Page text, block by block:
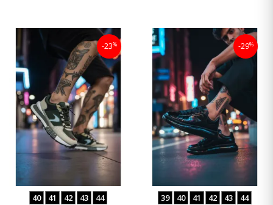
-23%
40 41 42 43 44
-29%
39 40 41 42 43 44